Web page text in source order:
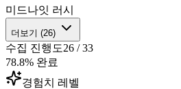
미드나잇 러시
더보기 (26)
수집 진행도26 /33
78.8% 완료
경험치 레벨